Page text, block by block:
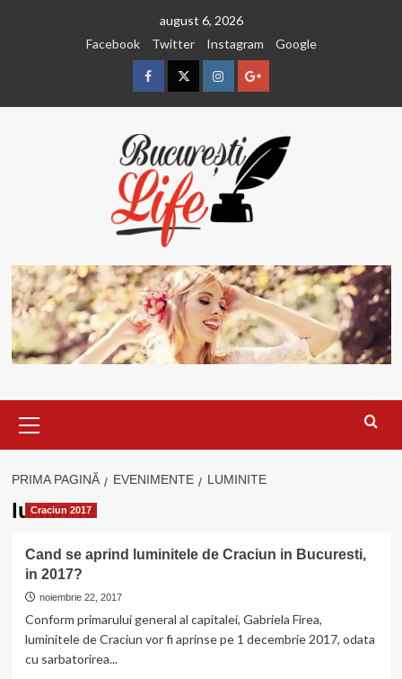
august 6, 2026
Facebook
Twitter Instagram Google
FacebookTwitterInstagramGoogle
principal
PRIMA PAGINĂ EVENIMENTE LUMINITE
luminite
Craciun 2017
Cand se aprind luminitele de Craciun in Bucuresti,
in 2017?
noiembrie 22, 2017
Conform primarului general al capitalei, Gabriela Firea,
luminitele de Craciun vor fi aprinse pe 1 decembrie 2017, odata
cu sarbatorirea...